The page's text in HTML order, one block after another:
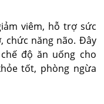
viêm, hỗ trợ sức
chức năng não. Đây
độ ăn uống cho
tốt, phòng ngừa